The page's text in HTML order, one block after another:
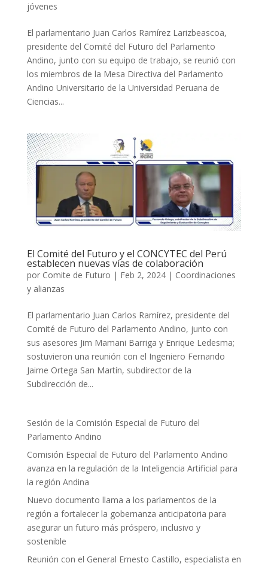
jóvenes
El parlamentario Juan Carlos Ramírez Larizbeascoa,
presidente del Comité del Futuro del Parlamento
Andino, junto con su equipo de trabajo, se reunió con
los miembros de la Mesa Directiva del Parlamento
Andino Universitario de la Universidad Peruana de
Ciencias...
El Comité del Futuro y el CONCYTEC del Perú
establecen nuevas vías de colaboración
por Comite de Futuro | Feb 2, 2024| Coordinaciones
y alianzas
El parlamentario Juan Carlos Ramírez, presidente del
Comité de Futuro del Parlamento Andino, junto con
sus asesores Jim Mamani Barriga y Enrique Ledesma;
sostuvieron una reunión con el Ingeniero Fernando
Jaime Ortega San Martín, subdirector de la
Subdirección de...
Sesión de la Comisión Especial de Futuro del
Parlamento Andino
Comisión Especial de Futuro del Parlamento Andino
avanza en la regulación de la Inteligencia Artificial para
la región Andina
Nuevo documento llama a los parlamentos de la
región a fortalecer la gobernanza anticipatoria para
asegurar un futuro más próspero, inclusivo y
sostenible
Reunión con el General Ernesto Castillo, especialista en